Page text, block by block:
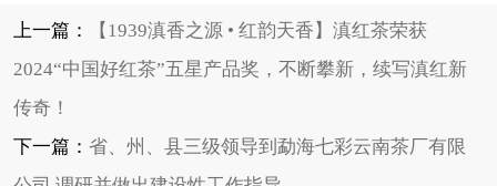
上一篇：
【1939滇香之源 • 红韵天香】滇红茶荣获
2024“中国好红茶”五星产品奖，不断攀新，续写滇红新
传奇！
下一篇： 省、州、县三级领导到勐海七彩云南茶厂有限